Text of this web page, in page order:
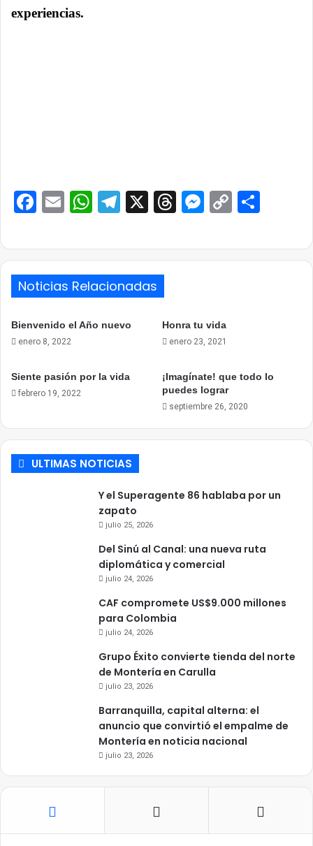
experiencias.
Facebook
EmailWhatsApp
Telegram
X ThreadsCopy
Noticias Relacionadas
Bienvenido el Año nuevo
enero 8, 2022
Honra tu vida
enero 23, 2021
Siente pasión por la vida
febrero 19, 2022
¡Imagínate! que todo lo
puedes lograr
septiembre 26, 2020
ULTIMAS NOTICIAS
Y el Superagente 86 hablaba por un
zapato
julio 25, 2026
Del Sinú al Canal: una nueva ruta
diplomática y comercial
julio 24, 2026
CAF compromete US$9.000 millones
para Colombia
julio 24, 2026
Grupo Éxito convierte tienda del norte
de Montería en Carulla
julio 23, 2026
Barranquilla, capital alterna: el
anuncio que convirtió el empalme de
Montería en noticia nacional
julio 23, 2026